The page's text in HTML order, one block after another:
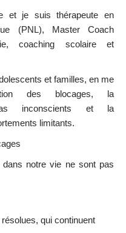
et je suis thérapeute en
(PNL), Master Coach
coaching scolaire et
et familles, en me
des blocages, la
inconscients et la
limitants.
notre vie ne sont pas
qui continuent